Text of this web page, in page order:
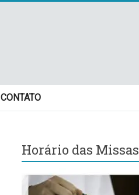
CONTATO
Horário das Missas